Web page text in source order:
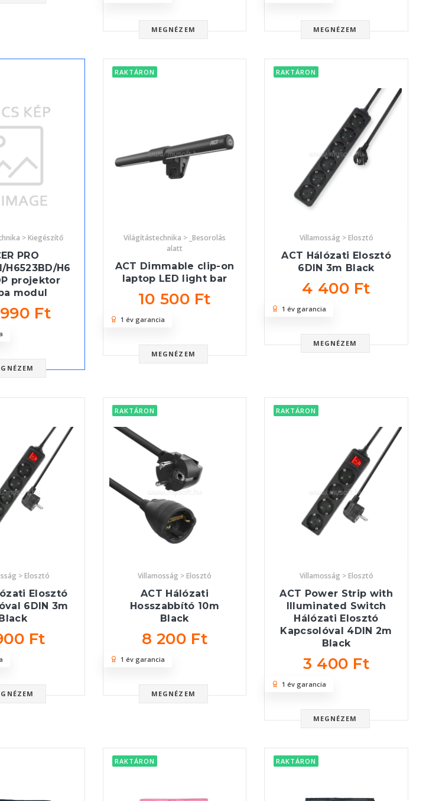
MEGNÉZEM MEGNÉZEM
> Kiegészítő
PRO
H6523BD/H6
projektor
modul
Ft
RAKTÁRON
Világítástechnika > _Besorolás
alatt
ACT Dimmable clip-on
laptop LED light bar
10 500 Ft
MEGNÉZEM
1 év garancia
RAKTÁRON
Villamosság > Elosztó
ACT Hálózati Elosztó
6DIN 3m Black
4 400 Ft
MEGNÉZEM
1 év garancia
> Elosztó
Elosztó
6DIN 3m
Black
Ft
RAKTÁRON
Villamosság > Elosztó
ACT Hálózati
Hosszabbító 10m
Black
8 200 Ft
MEGNÉZEM
1 év garancia
RAKTÁRON
Villamosság > Elosztó
ACT Power Strip with
Illuminated Switch
Hálózati Elosztó
Kapcsolóval 4DIN 2m
Black
3 400 Ft
MEGNÉZEM
1 év garancia
RAKTÁRON RAKTÁRON